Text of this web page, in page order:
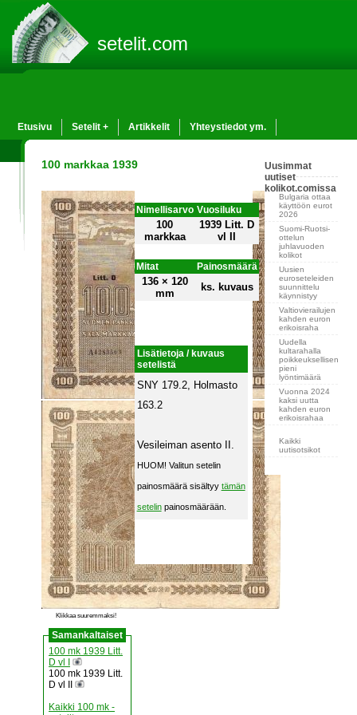
setelit.com
Etusivu Setelit + Artikkelit Yhteystiedot ym.
100 markkaa 1939
Klikkaa suuremmaksi!
Samankaltaiset
100 mk 1939 Litt.
D vl I
100 mk 1939 Litt.
D vl II
Kaikki 100 mk -
Nimellisarvo Vuosiluku
100
markkaa
1939 Litt. D
vl II
Mitat Painosmäärä
136 × 120
mm
ks. kuvaus
Lisätietoja / kuvaus
setelistä
SNY 179.2, Holmasto
163.2
Vesileiman asento II.
HUOM! Valitun setelin
painosmäärä sisältyy tämän
setelinpainosmäärään.
Uusimmat
uutiset
kolikot.comissa
Bulgaria ottaa
käyttöön eurot
2026
Suomi-Ruotsi-
ottelun
juhlavuoden
kolikot
Uusien
euroseteleiden
suunnittelu
käynnistyy
Valtiovierailujen
kahden euron
erikoisraha
Uudella
kultarahalla
poikkeuksellisen
pieni
lyöntimäärä
Vuonna 2024
kaksi uutta
kahden euron
erikoisrahaa
Kaikki
uutisotsikot